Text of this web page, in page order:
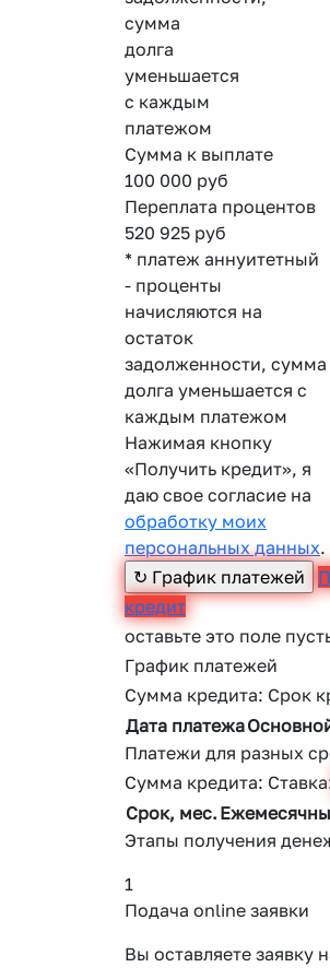
сумма
долга
уменьшается
с каждым
платежом
Сумма к выплате
100 000 руб
Переплата процентов
520 925 руб
* платеж аннуитетный
- проценты
начисляются на
остаток
задолженности, сумма
долга уменьшается с
каждым платежом
Нажимая кнопку
«Получить кредит», я
даю свое согласие на
обработку моих
персональных данных.
кредит
оставьте это поле
График платежей
Сумма кредита: Срок
Дата платежа
Платежи для разных
Сумма кредита:
Срок, мес.
Этапы получения
1
Подача online заявки
Вы оставляете